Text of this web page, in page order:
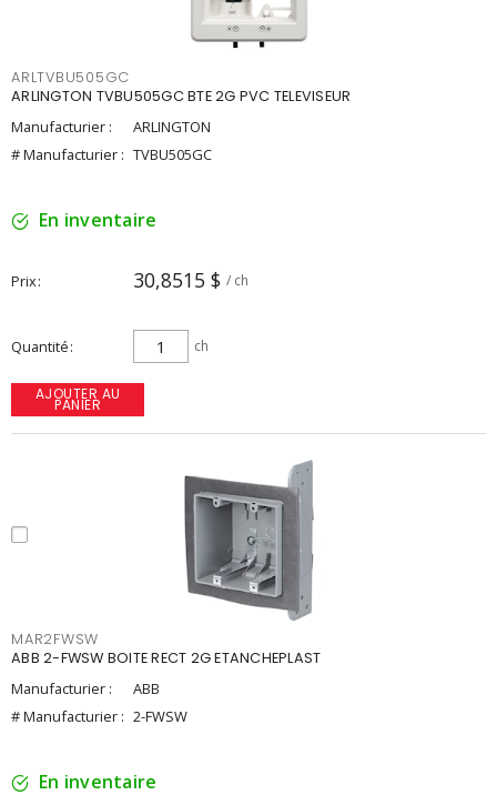
ARLTVBU505GC
ARLINGTON TVBU505GC BTE 2G PVC TELEVISEUR
Manufacturier :
ARLINGTON
# Manufacturier : TVBU505GC
En inventaire
Prix 30,8515 $ / ch
Quantité ch
AJOUTER AU
PANIER
MAR2FWSW
ABB 2-FWSW BOITE RECT 2G ETANCHEPLAST
Manufacturier :
ABB
# Manufacturier : 2-FWSW
En inventaire